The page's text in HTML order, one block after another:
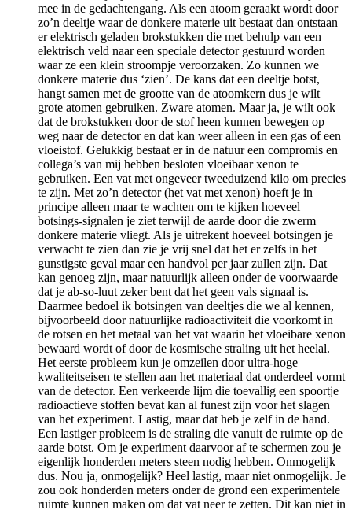
mee in de gedachtengang. Als een atoom geraakt wordt door
zo’n deeltje waar de donkere materie uit bestaat dan ontstaan
er elektrisch geladen brokstukken die met behulp van een
elektrisch veld naar een speciale detector gestuurd worden
waar ze een klein stroompje veroorzaken. Zo kunnen we
donkere materie dus ‘zien’. De kans dat een deeltje botst,
hangt samen met de grootte van de atoomkern dus je wilt
grote atomen gebruiken. Zware atomen. Maar ja, je wilt ook
dat de brokstukken door de stof heen kunnen bewegen op
weg naar de detector en dat kan weer alleen in een gas of een
vloeistof. Gelukkig bestaat er in de natuur een compromis en
collega’s van mij hebben besloten vloeibaar xenon te
gebruiken. Een vat met ongeveer tweeduizend kilo om precies
te zijn. Met zo’n detector (het vat met xenon) hoeft je in
principe alleen maar te wachten om te kijken hoeveel
botsings-signalen je ziet terwijl de aarde door die zwerm
donkere materie vliegt. Als je uitrekent hoeveel botsingen je
verwacht te zien dan zie je vrij snel dat het er zelfs in het
gunstigste geval maar een handvol per jaar zullen zijn. Dat
kan genoeg zijn, maar natuurlijk alleen onder de voorwaarde
dat je ab-so-luut zeker bent dat het geen vals signaal is.
Daarmee bedoel ik botsingen van deeltjes die we al kennen,
bijvoorbeeld door natuurlijke radioactiviteit die voorkomt in
de rotsen en het metaal van het vat waarin het vloeibare xenon
bewaard wordt of door de kosmische straling uit het heelal.
Het eerste probleem kun je omzeilen door ultra-hoge
kwaliteitseisen te stellen aan het materiaal dat onderdeel vormt
van de detector. Een verkeerde lijm die toevallig een spoortje
radioactieve stoffen bevat kan al funest zijn voor het slagen
van het experiment. Lastig, maar dat heb je zelf in de hand.
Een lastiger probleem is de straling die vanuit de ruimte op de
aarde botst. Om je experiment daarvoor af te schermen zou je
eigenlijk honderden meters steen nodig hebben. Onmogelijk
dus. Nou ja, onmogelijk? Heel lastig, maar niet onmogelijk. Je
zou ook honderden meters onder de grond een experimentele
ruimte kunnen maken om dat vat neer te zetten. Dit kan niet in